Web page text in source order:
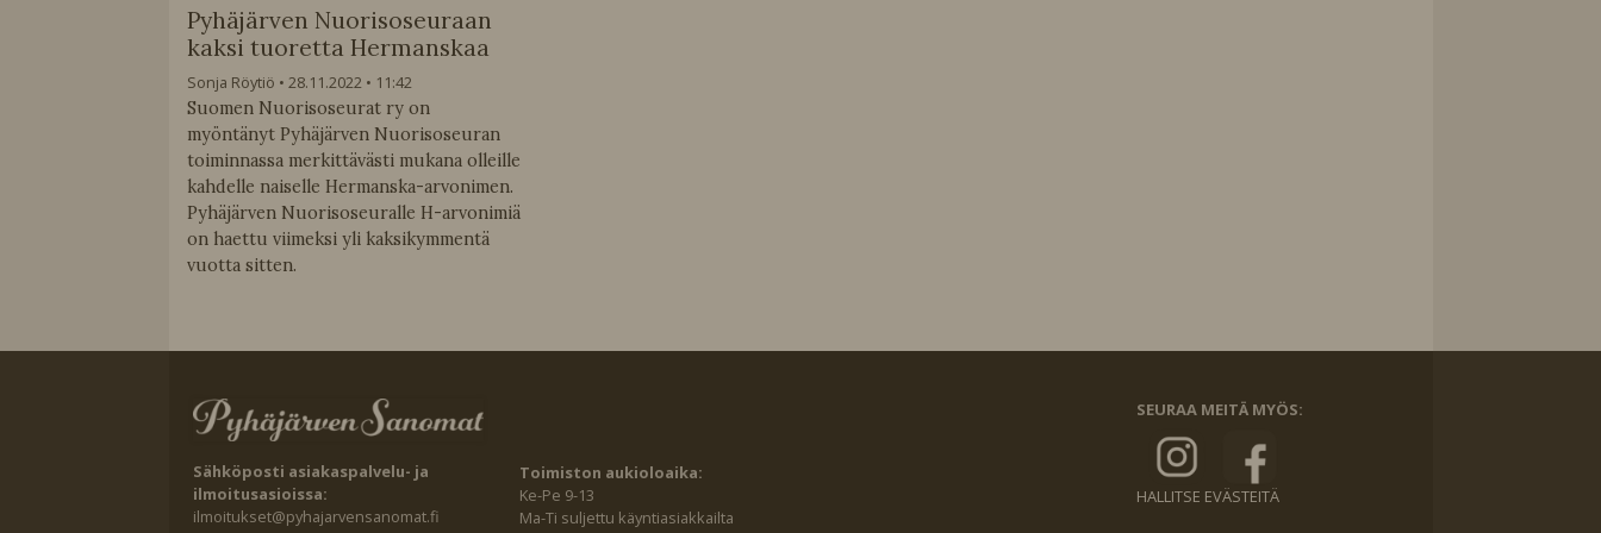
Pyhäjärven Nuorisoseuraan
kaksi tuoretta Hermanskaa
Sonja Röytiö 28.11.2022
11:42
Suomen Nuorisoseurat ry on
myöntänyt Pyhäjärven Nuorisoseuran
toiminnassa merkittävästi mukana olleille
kahdelle naiselle Hermanska-arvonimen.
Pyhäjärven Nuorisoseuralle H-arvonimiä
on haettu viimeksi yli kaksikymmentä
vuotta sitten.
Sähköposti asiakaspalvelu- ja
ilmoitusasioissa:
ilmoitukset@pyhajarvensanomat.fi
Toimiston aukioloaika:
Ke-Pe 9-13
Ma-Ti suljettu käyntiasiakkailta
SEURAA MEITÄ MYÖS:
HALLITSE EVÄSTEITÄ